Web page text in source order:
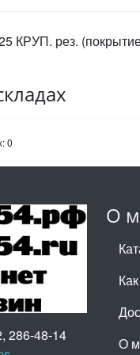
КРУП. рез.
0
О
О
286-48-14